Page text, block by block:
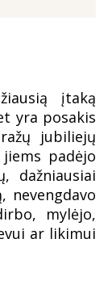
įtaką
yra posakis
jubiliejų
padėjo
dažniausiai
nevengdavo
mylėjo,
ar likimui